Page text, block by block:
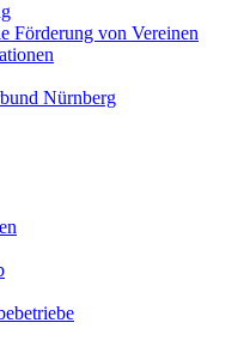
Förderung von Vereinen
Nürnberg